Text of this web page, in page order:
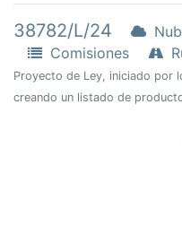
38782/L/24
Comisiones
Proyecto de Ley, iniciado por
creando un listado de